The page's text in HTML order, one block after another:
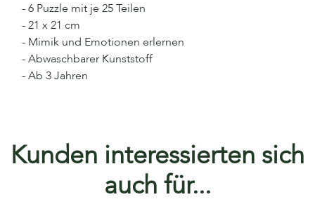
- 6 Puzzle mit je 25 Teilen
- 21 x 21 cm
- Mimik und Emotionen erlernen
- Abwaschbarer Kunststoff
- Ab 3 Jahren
Kunden interessierten sich
auch für...